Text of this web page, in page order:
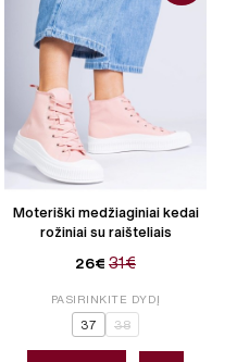
Moteriški medžiaginiai kedai
rožiniai su raišteliais
26€ 31€
PASIRINKITE DYDĮ
37 38